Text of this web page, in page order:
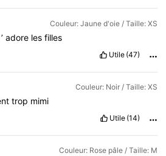
négligeableparlestempsquicourent
Couleur: Jaune d'oie / Taille: XS
’ adore les filles
Utile (47)
Couleur: Noir / Taille: XS
trop mimi
Utile (14)
Couleur: Rose pâle / Taille: M